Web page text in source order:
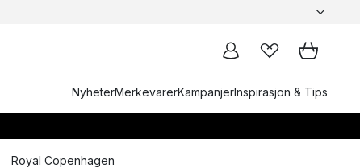
NyheterMerkevarerKampanjerInspirasjon & Tips
Royal Copenhagen